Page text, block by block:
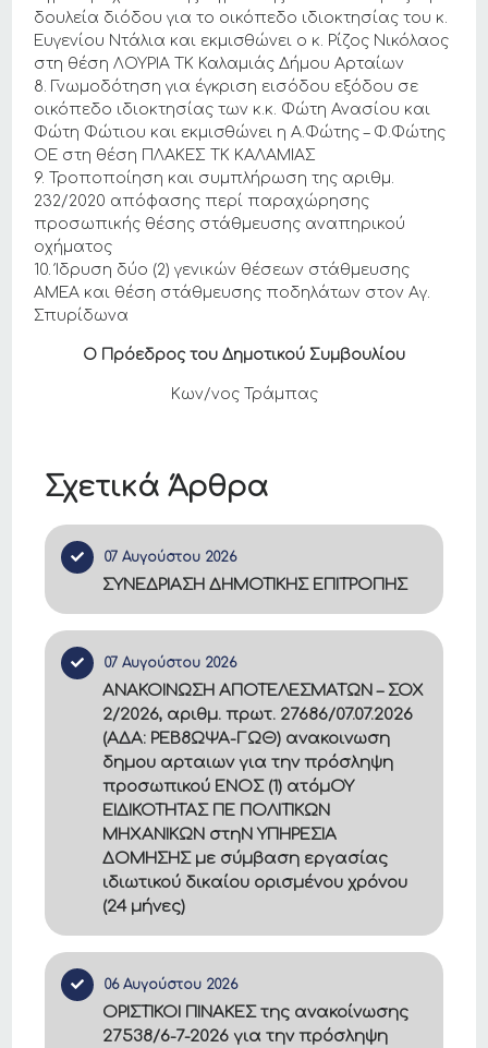
Σχετικά Άρθρα
07 Αυγούστου 2026
ΣΥΝΕΔΡΙΑΣΗ ΔΗΜΟΤΙΚΗΣ ΕΠΙΤΡΟΠΗΣ
07 Αυγούστου 2026
ΑΝΑΚΟΙΝΩΣΗ ΑΠΟΤΕΛΕΣΜΑΤΩΝ – ΣΟΧ
2/2026, αριθμ. πρωτ. 27686/07.07.2026
(ΑΔΑ: ΡΕΒ8ΩΨΑ-ΓΩΘ) ανακοινωση
δημου αρταιων για την πρόσληψη
προσωπικού ΕΝΟΣ (1) ατόμΟΥ
ΕΙΔΙΚΟΤΗΤΑΣ ΠΕ ΠΟΛΙΤΙΚΩΝ
ΜΗΧΑΝΙΚΩΝ στηΝ ΥΠΗΡΕΣΙΑ
ΔΟΜΗΣΗΣ με σύμβαση εργασίας
ιδιωτικού δικαίου ορισμένου χρόνου
(24 μήνες)
06 Αυγούστου 2026
ΟΡΙΣΤΙΚΟΙ ΠΙΝΑΚΕΣ της ανακοίνωσης
27538/6-7-2026 για την πρόσληψη
δουλεία διόδου για το οικόπεδο ιδιοκτησίας του κ.
Ευγενίου Ντάλια και εκμισθώνει ο κ. Ρίζος Νικόλαος
στη θέση ΛΟΥΡΙΑ ΤΚ Καλαμιάς Δήμου Αρταίων
8. Γνωμοδότηση για έγκριση εισόδου εξόδου σε
οικόπεδο ιδιοκτησίας των κ.κ. Φώτη Ανασίου και
Φώτη Φώτιου και εκμισθώνει η Α.Φώτης – Φ.Φώτης
ΟΕ στη θέση ΠΛΑΚΕΣ ΤΚ ΚΑΛΑΜΙΑΣ
9. Τροποποίηση και συμπλήρωση της αριθμ.
232/2020 απόφασης περί παραχώρησης
προσωπικής θέσης στάθμευσης αναπηρικού
οχήματος
10. Ίδρυση δύο (2) γενικών θέσεων στάθμευσης
ΑΜΕΑ και θέση στάθμευσης ποδηλάτων στον Αγ.
Σπυρίδωνα
Ο Πρόεδρος του Δημοτικού Συμβουλίου
Κων/νος Τράμπας